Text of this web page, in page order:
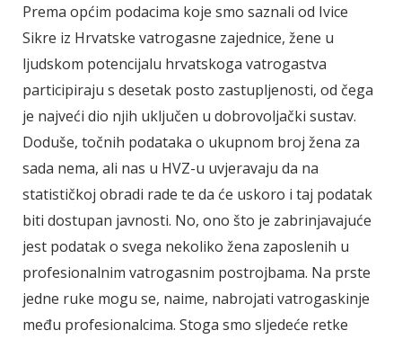
Prema općim podacima koje smo saznali od Ivice
Sikre iz Hrvatske vatrogasne zajednice, žene u
ljudskom potencijalu hrvatskoga vatrogastva
participiraju s desetak posto zastupljenosti, od čega
je najveći dio njih uključen u dobrovoljački sustav.
Doduše, točnih podataka o ukupnom broj žena za
sada nema, ali nas u HVZ-u uvjeravaju da na
statističkoj obradi rade te da će uskoro i taj podatak
biti dostupan javnosti. No, ono što je zabrinjavajuće
jest podatak o svega nekoliko žena zaposlenih u
profesionalnim vatrogasnim postrojbama. Na prste
jedne ruke mogu se, naime, nabrojati vatrogaskinje
među profesionalcima. Stoga smo sljedeće retke